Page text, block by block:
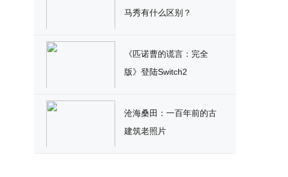
马秀有什么区别？
《匹诺曹的谎言：完全
版》登陆Switch2
沧海桑田：一百年前的古
建筑老照片